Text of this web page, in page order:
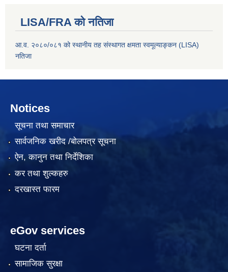
LISA/FRA को नतिजा
आ.व. २०८०/०८१ को स्थानीय तह संस्थागत क्षमता स्वमूल्याङ्कन (LISA)
नतिजा
Notices
सूचना तथा समाचार
सार्वजनिक खरीद /बोलपत्र सूचना
ऐन, कानुन तथा निर्देशिका
कर तथा शुल्कहरु
दरखास्त फारम
eGov services
घटना दर्ता
सामाजिक सुरक्षा